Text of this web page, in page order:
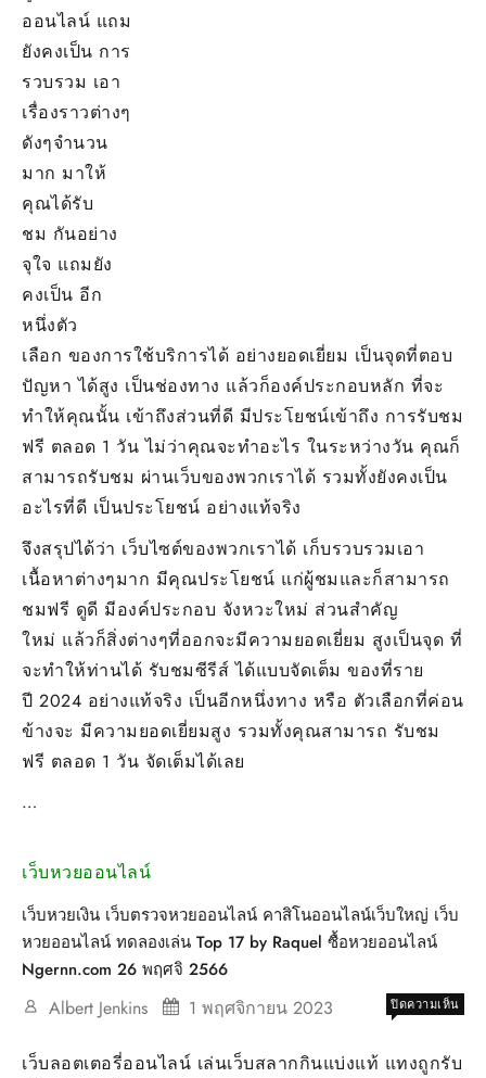
ออนไลน์ แถม
ยังคงเป็น การ
รวบรวม เอา
เรื่องราวต่างๆ
ดังๆจำนวน
มาก มาให้
คุณได้รับ
ชม กันอย่าง
จุใจ แถมยัง
คงเป็น อีก
หนึ่งตัว
เลือก ของการใช้บริการได้ อย่างยอดเยี่ยม เป็นจุดที่ตอบ
ปัญหา ได้สูง เป็นช่องทาง แล้วก็องค์ประกอบหลัก ที่จะ
ทำให้คุณนั้น เข้าถึงส่วนที่ดี มีประโยชน์เข้าถึง การรับชม
ฟรี ตลอด 1 วัน ไม่ว่าคุณจะทำอะไร ในระหว่างวัน คุณก็
สามารถรับชม ผ่านเว็บของพวกเราได้ รวมทั้งยังคงเป็น
อะไรที่ดี เป็นประโยชน์ อย่างแท้จริง
จึงสรุปได้ว่า เว็บไซต์ของพวกเราได้ เก็บรวบรวมเอา
เนื้อหาต่างๆมาก มีคุณประโยชน์ แก่ผู้ชมและก็สามารถ
ชมฟรี ดูดี มีองค์ประกอบ จังหวะใหม่ ส่วนสำคัญ
ใหม่ แล้วก็สิ่งต่างๆที่ออกจะมีความยอดเยี่ยม สูงเป็นจุด ที่
จะทำให้ท่านได้ รับชมซีรีส์ ได้แบบจัดเต็ม ของที่ราย
ปี 2024 อย่างแท้จริง เป็นอีกหนึ่งทาง หรือ ตัวเลือกที่ค่อน
ข้างจะ มีความยอดเยี่ยมสูง รวมทั้งคุณสามารถ รับชม
ฟรี ตลอด 1 วัน จัดเต็มได้เลย
…
เว็บหวยออนไลน์
เว็บหวยเงิน เว็บตรวจหวยออนไลน์ คาสิโนออนไลน์เว็บใหญ่ เว็บ
หวยออนไลน์ ทดลองเล่น Top 17 by Raquel ซื้อหวยออนไลน์
Ngernn.com 26 พฤศจิ 2566
Albert Jenkins 1 พฤศจิกายน 2023 ปิดความเห็นบน
เงิน
เว็บลอตเตอรี่ออนไลน์ เล่นเว็บสลากกินแบ่งแท้ แทงถูกรับ